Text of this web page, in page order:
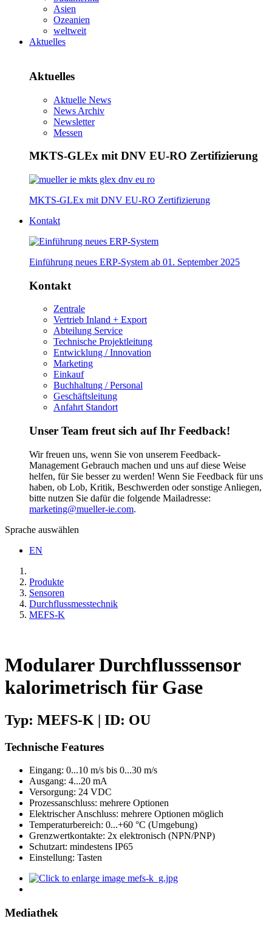
Asien
Ozeanien
weltweit
Aktuelles
Aktuelles
Aktuelle News
News Archiv
Newsletter
Messen
MKTS-GLEx mit DNV EU-RO Zertifizierung
MKTS-GLEx mit DNV EU-RO Zertifizierung
Kontakt
Einführung neues ERP-System ab 01. September 2025
Kontakt
Zentrale
Vertrieb Inland + Export
Abteilung Service
Technische Projektleitung
Entwicklung / Innovation
Marketing
Einkauf
Buchhaltung / Personal
Geschäftsleitung
Anfahrt Standort
Unser Team freut sich auf Ihr Feedback!
Wir freuen uns, wenn Sie von unserem Feedback-
Management Gebrauch machen und uns auf diese Weise
helfen, für Sie besser zu werden! Wenn Sie Feedback für uns
haben, ob Lob, Kritik, Beschwerden oder sonstige Anliegen,
bitte nutzen Sie dafür die folgende Mailadresse:
marketing@mueller-ie.com.
Sprache auswählen
EN
Produkte
Sensoren
Durchflussmesstechnik
MEFS-K
Modularer Durchflusssensor
kalorimetrisch für Gase
Typ: MEFS-K | ID: OU
Technische Features
Eingang: 0...10 m/s bis 0...30 m/s
Ausgang: 4...20 mA
Versorgung: 24 VDC
Prozessanschluss: mehrere Optionen
Elektrischer Anschluss: mehrere Optionen möglich
Temperaturbereich: 0...+60 °C (Umgebung)
Grenzwertkontakte: 2x elektronisch (NPN/PNP)
Schutzart: mindestens IP65
Einstellung: Tasten
Mediathek